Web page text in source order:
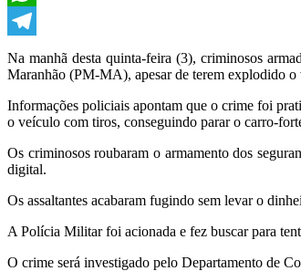
WhatsApp
Telegram
Na manhã desta quinta-feira (3), criminosos
Maranhão (PM-MA), apesar de terem explodido o
Informações policiais apontam que o crime foi
o veículo com tiros, conseguindo parar o carro-
Os criminosos roubaram o armamento dos
digital.
Os assaltantes acabaram fugindo sem levar o
A Polícia Militar foi acionada e fez buscar para
O crime será investigado pelo Departamento de